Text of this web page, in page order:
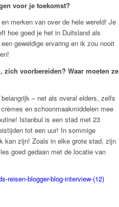
voor je toekomst?
merken van over de hele wereld! Je
hoe goed je het in Duitsland als
geweldige ervaring en ik zou nooit
voorbereiden? Waar moeten ze
– net als overal elders, zelfs
en schoonmaakmiddelen mee
Istanbul is een stad met 23
tot een uur! In sommige
kan zijn! Zoals in elke grote stad, zijn
goed gedaan met de locatie van